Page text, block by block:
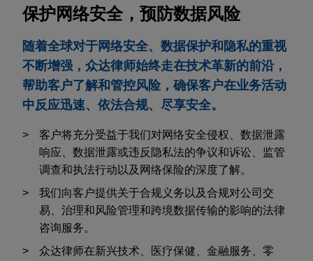
保护网络安全，预防数据风险
随着全球对于网络安全、数据保护和隐私的重视
不断增强，众达律师始终走在技术革新的前沿，
帮助客户了解和管控风险，确保客户在业务活动
中反应迅速、依法合规、尽享安全。
客户将充分受益于我们对网络安全侵权、数据泄露
响应、数据泄露或违反隐私法的争议和诉讼、监管
调查和执法行动以及网络保险的深度了解。
我们向客户提供关于合规义务以及合规对公司交
易、治理和风险管理和跨境数据传输的影响的法律
咨询服务。
众达律师在新兴技术、医疗保健、金融服务、零